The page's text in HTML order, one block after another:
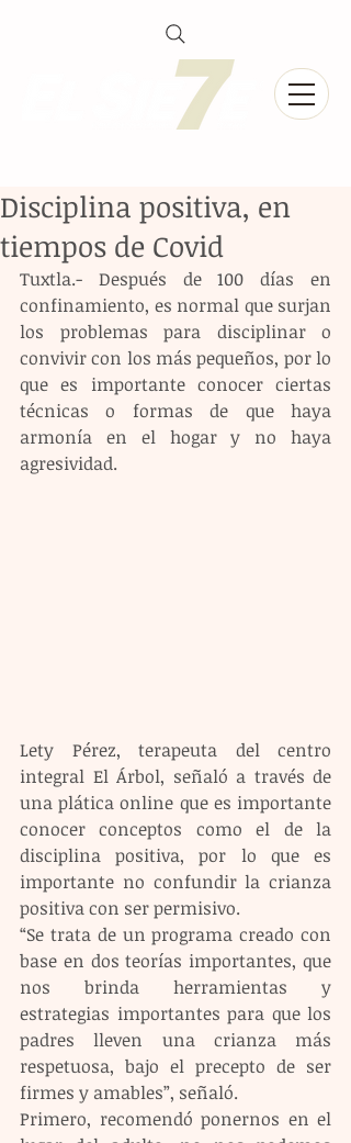
Disciplina positiva, en
tiempos de Covid
Tuxtla.- Después de 100 días en
confinamiento, es normal que surjan
los problemas para disciplinar o
convivir con los más pequeños, por lo
que es importante conocer ciertas
técnicas o formas de que haya
armonía en el hogar y no haya
agresividad.
Lety Pérez, terapeuta del centro
integral El Árbol, señaló a través de
una plática online que es importante
conocer conceptos como el de la
disciplina positiva, por lo que es
importante no confundir la crianza
positiva con ser permisivo.
“Se trata de un programa creado con
base en dos teorías importantes, que
nos brinda herramientas y
estrategias importantes para que los
padres lleven una crianza más
respetuosa, bajo el precepto de ser
firmes y amables”, señaló.
Primero, recomendó ponernos en el